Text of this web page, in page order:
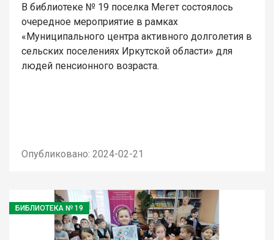
В библиотеке № 19 поселка Мегет состоялось
очередное мероприятие в рамках
«Муниципального центра активного долголетия в
сельских поселениях Иркутской области» для
людей пенсионного возраста.
Опубликовано: 2024-02-21
БИБЛИОТЕКА № 19